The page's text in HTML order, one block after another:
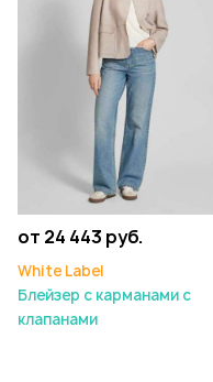
от 24 443 руб.
White Label
Блейзер с карманами с
клапанами